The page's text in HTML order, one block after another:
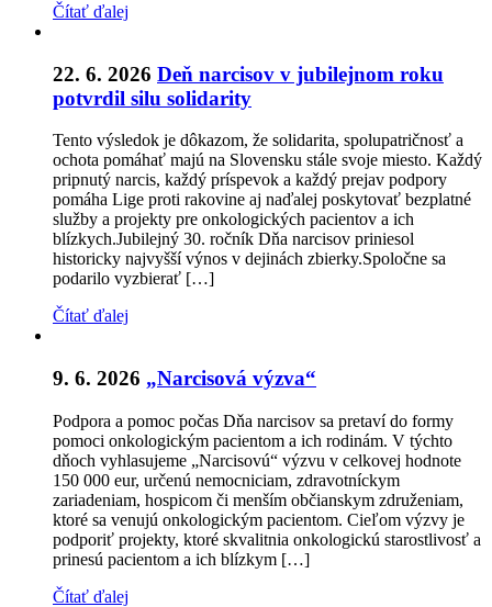
Čítať ďalej
22. 6. 2026 Deň narcisov v jubilejnom roku
potvrdil silu solidarity
Tento výsledok je dôkazom, že solidarita, spolupatričnosť a
ochota pomáhať majú na Slovensku stále svoje miesto. Každý
pripnutý narcis, každý príspevok a každý prejav podpory
pomáha Lige proti rakovine aj naďalej poskytovať bezplatné
služby a projekty pre onkologických pacientov a ich
blízkych.Jubilejný 30. ročník Dňa narcisov priniesol
historicky najvyšší výnos v dejinách zbierky.Spoločne sa
podarilo vyzbierať […]
Čítať ďalej
9. 6. 2026 „Narcisová výzva“
Podpora a pomoc počas Dňa narcisov sa pretaví do formy
pomoci onkologickým pacientom a ich rodinám. V týchto
dňoch vyhlasujeme „Narcisovú“ výzvu v celkovej hodnote
150 000 eur, určenú nemocniciam, zdravotníckym
zariadeniam, hospicom či menším občianskym združeniam,
ktoré sa venujú onkologickým pacientom. Cieľom výzvy je
podporiť projekty, ktoré skvalitnia onkologickú starostlivosť a
prinesú pacientom a ich blízkym […]
Čítať ďalej